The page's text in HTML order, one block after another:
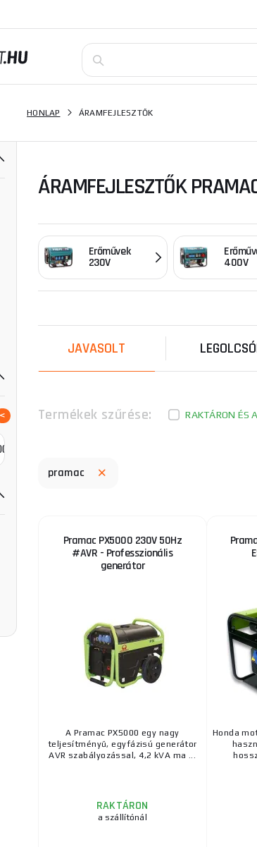
HONLAP ÁRAMFEJLESZTŐK
ÁRAMFEJLESZTŐK
Erőművek
230V 400V
JAVASOLT
Termékek szűrése: RAKTÁRON ÉS
pramac
Pramac PX5000 230V 50Hz
#AVR - Professzionális
generátor
A Pramac PX5000 egy nagy
teljesítményű, egyfázisú generátor
AVR szabályozással, 4,2 kVA ma ...
RAKTÁRON
a szállítónál
Honda